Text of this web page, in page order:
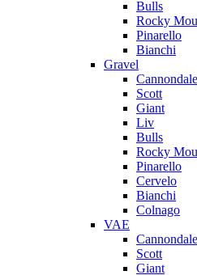
Bulls
Rocky
Pinarello
Bianchi
Gravel
Cannondale
Scott
Giant
Liv
Bulls
Rocky
Pinarello
Cervelo
Bianchi
Colnago
VAE
Cannondale
Scott
Giant